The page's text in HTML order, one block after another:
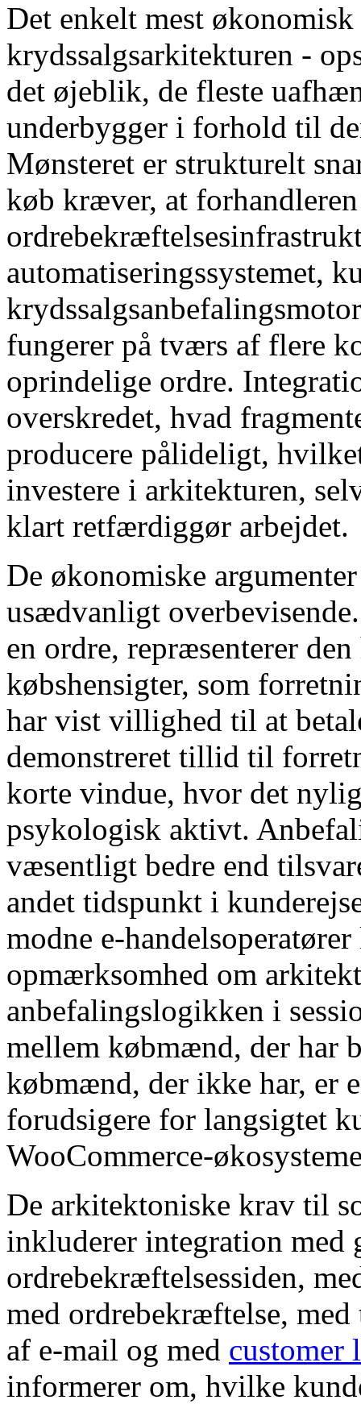
Det enkelt mest
krydssalgsarkitekturen -
det øjeblik, de fleste
underbygger i forhold til
Mønsteret er strukturelt
køb kræver, at
automatiseringssystemet,
fungerer på tværs af flere
oprindelige ordre.
overskredet, hvad
producere pålideligt,
investere i arkitekturen,
klart retfærdiggør arbejdet.
De økonomiske
usædvanligt
en ordre, repræsenterer
købshensigter, som
har vist villighed til at
demonstreret tillid til
korte vindue, hvor det
psykologisk aktivt.
væsentligt bedre end
andet tidspunkt i
modne e-
opmærksomhed om
anbefalingslogikken i
mellem købmænd, der har
købmænd, der ikke har, er
forudsigere for langsigtet
WooCommerce-
De arkitektoniske krav til
inkluderer integration med
ordrebekræftelsessiden,
med ordrebekræftelse,
af e-mail og med customer
informerer om, hvilke